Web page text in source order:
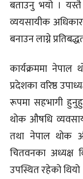
बताउनु भयो ।
व्ययसायीक
बनाउन लाग्ने
कार्यक्रममा
प्रदेशका वरिष्ठ
रूपमा सहभागी
थोक औषधि
तथा नेपाल थोक
चितवनका अध्यक्ष
उपस्थित रहेको थियो